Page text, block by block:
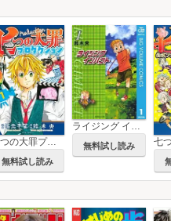
七つの大罪プロダクション
無料試し読み
無料試し読み